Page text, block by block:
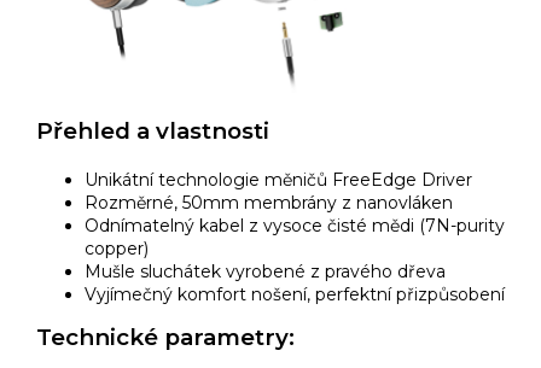
Přehled a vlastnosti
Unikátní technologie měničů FreeEdge Driver
Rozměrné, 50mm membrány z nanovláken
Odnímatelný kabel z vysoce čisté mědi (7N-purity
copper)
Mušle sluchátek vyrobené z pravého dřeva
Vyjímečný komfort nošení, perfektní přizpůsobení
Technické parametry: